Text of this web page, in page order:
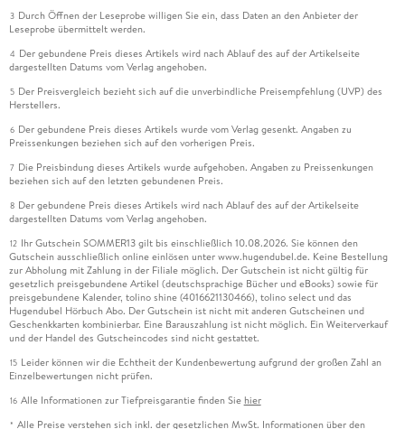
3 Durch Öffnen der Leseprobe willigen Sie ein, dass Daten an den Anbieter der
Leseprobe übermittelt werden.
4 Der gebundene Preis dieses Artikels wird nach Ablauf des auf der Artikelseite
dargestellten Datums vom Verlag angehoben.
5 Der Preisvergleich bezieht sich auf die unverbindliche Preisempfehlung (UVP) des
Herstellers.
6 Der gebundene Preis dieses Artikels wurde vom Verlag gesenkt. Angaben zu
Preissenkungen beziehen sich auf den vorherigen Preis.
7 Die Preisbindung dieses Artikels wurde aufgehoben. Angaben zu Preissenkungen
beziehen sich auf den letzten gebundenen Preis.
8 Der gebundene Preis dieses Artikels wird nach Ablauf des auf der Artikelseite
dargestellten Datums vom Verlag angehoben.
12 Ihr Gutschein SOMMER13 gilt bis einschließlich 10.08.2026. Sie können den
Gutschein ausschließlich online einlösen unter www.hugendubel.de. Keine Bestellung
zur Abholung mit Zahlung in der Filiale möglich. Der Gutschein ist nicht gültig für
gesetzlich preisgebundene Artikel (deutschsprachige Bücher und eBooks) sowie für
preisgebundene Kalender, tolino shine (4016621130466), tolino select und das
Hugendubel Hörbuch Abo. Der Gutschein ist nicht mit anderen Gutscheinen und
Geschenkkarten kombinierbar. Eine Barauszahlung ist nicht möglich. Ein Weiterverkauf
und der Handel des Gutscheincodes sind nicht gestattet.
15 Leider können wir die Echtheit der Kundenbewertung aufgrund der großen Zahl an
Einzelbewertungen nicht prüfen.
16 Alle Informationen zur Tiefpreisgarantie finden Sie hier
* Alle Preise verstehen sich inkl. der gesetzlichen MwSt. Informationen über den